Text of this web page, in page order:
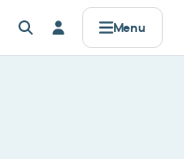
Menu